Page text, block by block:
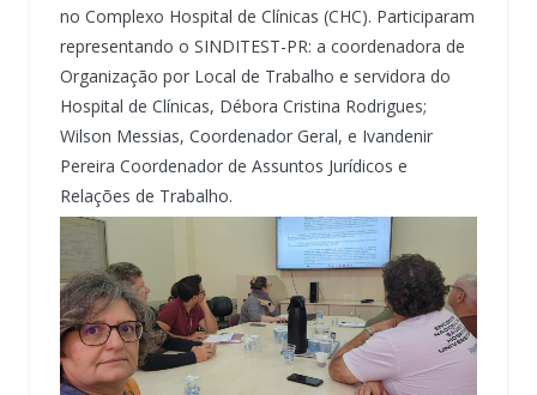
no Complexo Hospital de Clínicas (CHC). Participaram
representando o SINDITEST-PR: a coordenadora de
Organização por Local de Trabalho e servidora do
Hospital de Clínicas, Débora Cristina Rodrigues;
Wilson Messias, Coordenador Geral, e Ivandenir
Pereira Coordenador de Assuntos Jurídicos e
Relações de Trabalho.